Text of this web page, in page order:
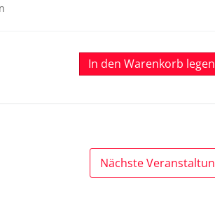
In den Warenkorb legen
Nächste